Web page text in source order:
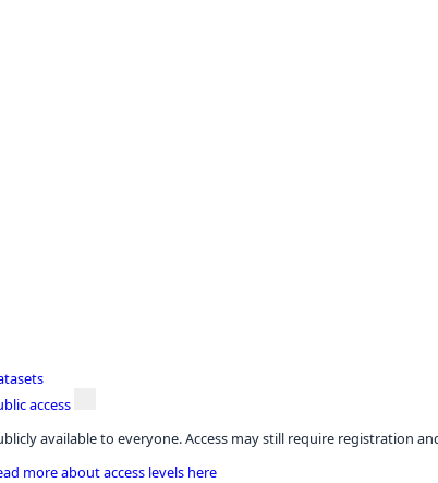
access
available to everyone. Access may still require registration
more about access levels here